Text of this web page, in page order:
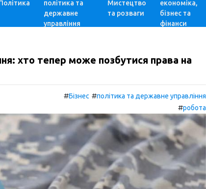
політика та
державне
управління
Мистецтво
та розваги
економіка,
бізнес та
фінанси
хто тепер може позбутися права на
#Бізнес #політика та державне управління
#робота